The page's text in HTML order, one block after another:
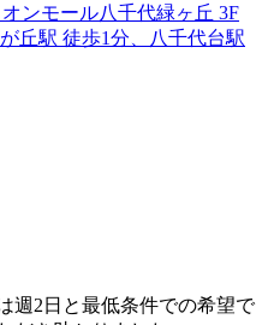
ンモール八千代緑ヶ丘 3F
丘駅 徒歩1分、八千代台駅
週2日と最低条件での希望で